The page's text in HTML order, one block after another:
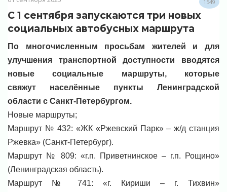
1549
С 1 сентября запускаются три новых
социальных автобусных маршрута
По многочисленным просьбам жителей и для
улучшения транспортной доступности вводятся
новые социальные маршруты, которые
свяжут населённые пункты Ленинградской
области с Санкт-Петербургом.
Новые маршруты;
Маршрут № 432: «ЖК «Ржевский Парк» – ж/д станция
Ржевка» (Санкт-Петербург).
Маршрут № 809: «г.п. Приветнинское – г.п. Рощино»
(Ленинградская область).
Маршрут № 741: «г. Кириши – г. Тихвин»